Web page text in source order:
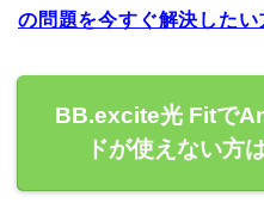
の問題を今すぐ解決したい
BB.excite光 Fitで
ドが使えない方